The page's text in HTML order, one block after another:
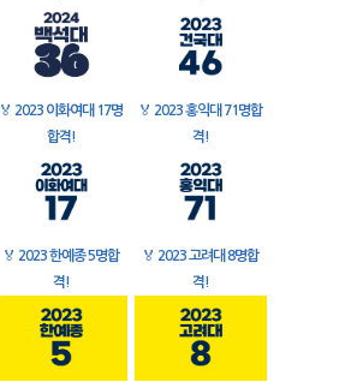
🏅 2023 이화여대 17명
합격!
🏅 2023 홍익대 71명합
격!
🏅 2023 한예종 5명합
격!
🏅 2023 고려대 8명합
격!